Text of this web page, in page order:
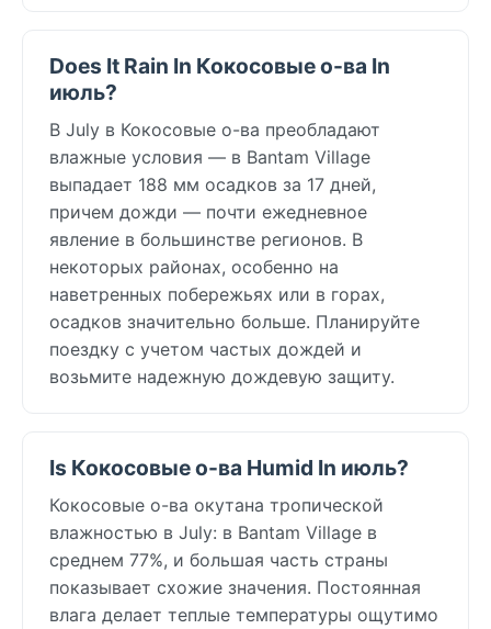
Does It Rain In Кокосовые о-ва In
июль?
В July в Кокосовые о-ва преобладают
влажные условия — в Bantam Village
выпадает 188 мм осадков за 17 дней,
причем дожди — почти ежедневное
явление в большинстве регионов. В
некоторых районах, особенно на
наветренных побережьях или в горах,
осадков значительно больше. Планируйте
поездку с учетом частых дождей и
возьмите надежную дождевую защиту.
Is Кокосовые о-ва Humid In июль?
Кокосовые о-ва окутана тропической
влажностью в July: в Bantam Village в
среднем 77%, и большая часть страны
показывает схожие значения. Постоянная
влага делает теплые температуры ощутимо